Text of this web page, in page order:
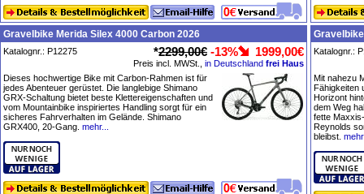
Gravelbike Merida Silex 4000 Carbon 2026
Katalognr.: P12275 *2299,00€ -13% 1999,00€
Preis incl. MWSt., in Deutschland frei Haus
Dieses hochwertige Bike mit Carbon-Rahmen ist für
jedes Abenteuer gerüstet. Die langlebige Shimano
GRX-Schaltung bietet beste Klettereigenschaften und
vom Mountainbike inspiriertes Handling sorgt für ein
sicheres Fahrverhalten im Gelände. Shimano
GRX400, 20-Gang. mehr...
Katalognr.:
Mit nahezu
Fähigkeiten
Horizont
dem Weg
fette
Reynolds
bleibst.